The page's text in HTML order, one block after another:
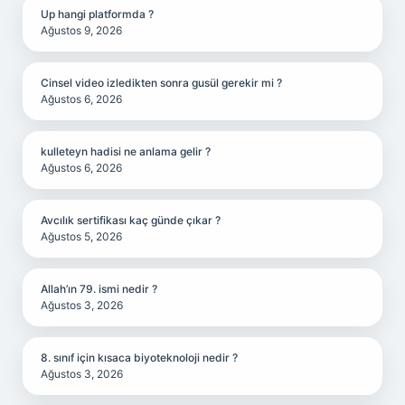
Up hangi platformda ?
Ağustos 9, 2026
Cinsel video izledikten sonra gusül gerekir mi ?
Ağustos 6, 2026
kulleteyn hadisi ne anlama gelir ?
Ağustos 6, 2026
Avcılık sertifikası kaç günde çıkar ?
Ağustos 5, 2026
Allah’ın 79. ismi nedir ?
Ağustos 3, 2026
8. sınıf için kısaca biyoteknoloji nedir ?
Ağustos 3, 2026